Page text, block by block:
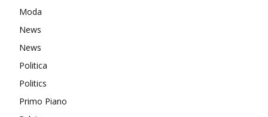
Moda
News
News
Politica
Politics
Primo Piano